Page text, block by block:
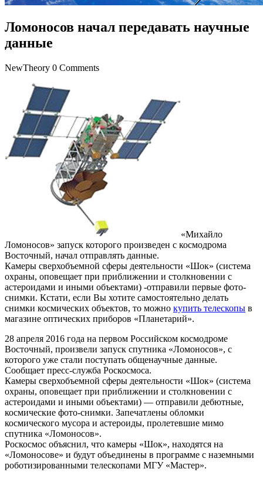
Ломоносов начал передавать научные
данные
NewTheory 0 Comments
«Михайло
Ломоносов» запуск которого произведен с космодрома
Восточный, начал отправлять данные.
Камеры сверхобъемной сферы деятельности «Шок» (система
охраны, оповещает при приближении и столкновении с
астероидами и иными объектами) -отправили первые фото-
снимки. Кстати, если Вы хотите самостоятельно делать
снимки космических объектов, то можно купить телескопы в
магазине оптических приборов «Планетарий».
28 апреля 2016 года на первом Российском космодроме
Восточный, произвели запуск спутника «Ломоносов», с
которого уже стали поступать общенаучные данные.
Сообщает пресс-служба Роскосмоса.
Камеры сверхобъемной сферы деятельности «Шок» (система
охраны, оповещает при приближении и столкновении с
астероидами и иными объектами) — отправили дебютные,
космические фото-снимки. Запечатлены обломки
космического мусора и астероиды, пролетевшие мимо
спутника «Ломоносов».
Роскосмос объяснил, что камеры «Шок», находятся на
«Ломоносове» и будут объединены в программе с наземными
роботизированными телескопами МГУ «Мастер».